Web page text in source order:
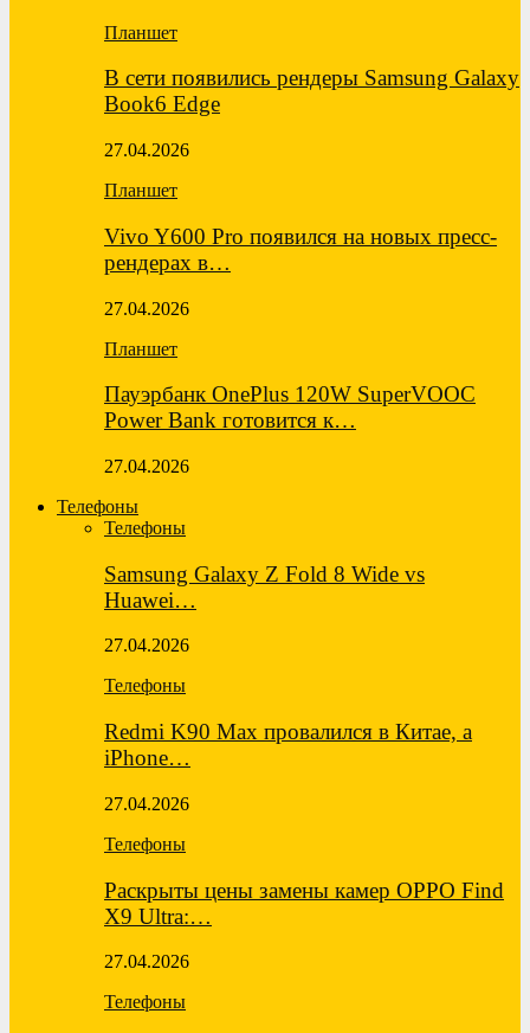
Планшет
В сети появились рендеры Samsung Galaxy
Book6 Edge
27.04.2026
Планшет
Vivo Y600 Pro появился на новых пресс-
рендерах в…
27.04.2026
Планшет
Пауэрбанк OnePlus 120W SuperVOOC
Power Bank готовится к…
27.04.2026
Телефоны
Телефоны
Samsung Galaxy Z Fold 8 Wide vs
Huawei…
27.04.2026
Телефоны
Redmi K90 Max провалился в Китае, а
iPhone…
27.04.2026
Телефоны
Раскрыты цены замены камер OPPO Find
X9 Ultra:…
27.04.2026
Телефоны